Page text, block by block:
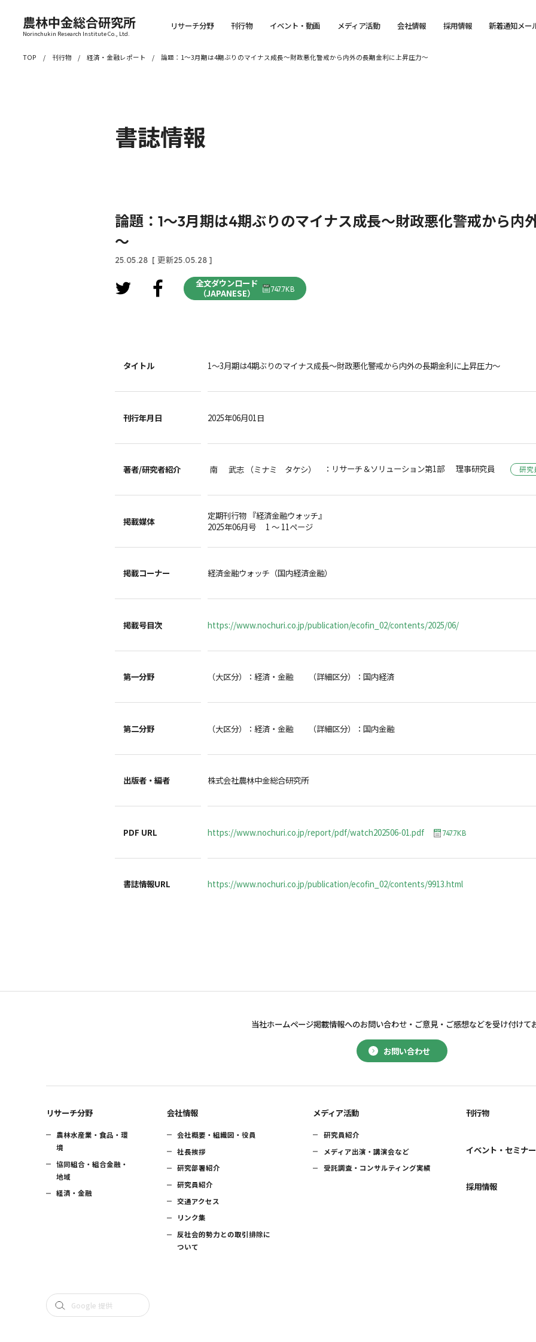
農林中金総合研究所
Norinchukin Research Institute Co., Ltd.
リサーチ分野 刊行物 イベント・動画 メディア活動 会社情報 採用情報 新着通知メー
TOP 刊行物 経済・金融レポート 論題：1～3月期は4期ぶりのマイナス成長～財政悪化警戒から内外の長期金利に上昇圧力～
書誌情報
論題：1～3月期は4期ぶりのマイナス成長～財政悪化警戒から内
～
25.05.28 [ 更新25.05.28 ]
全文ダウンロード
（JAPANESE）
747.7KB
タイトル 1～3月期は4期ぶりのマイナス成長～財政悪化警戒から内外の長期金利に上昇圧力～
刊行年月日 2025年06月01日
著者/研究者紹介 南 武志 （ミナミ タケシ） ：リサーチ＆ソリューション第1部 理事研究員 研究
掲載媒体
定期刊行物 『経済金融ウォッチ』
2025年06月号 1 ～ 11ページ
掲載コーナー 経済金融ウォッチ（国内経済金融）
掲載号目次 https://www.nochuri.co.jp/publication/ecofin_02/contents/2025/06/
第一分野 （大区分）：経済・金融 （詳細区分）：国内経済
第二分野 （大区分）：経済・金融 （詳細区分）：国内金融
出版者・編者 株式会社農林中金総合研究所
PDF URL https://www.nochuri.co.jp/report/pdf/watch202506-01.pdf 747.7KB
書誌情報URL https://www.nochuri.co.jp/publication/ecofin_02/contents/9913.html
お問い合わせ
当社ホームページ掲載情報へのお問い合わせ・ ご意見・ご感想などを受け付けて
リサーチ分野
農林水産業・食品・環
境
協同組合・組合金融・
地域
経済・金融
会社情報
会社概要・組織図・役員
社長挨拶
研究部署紹介
研究員紹介
交通アクセス
リンク集
反社会的勢力との取引排除に
ついて
メディア活動
研究員紹介
メディア出演・講演会など
受託調査・コンサルティング実績
刊行物
イベント・セミナー
採用情報